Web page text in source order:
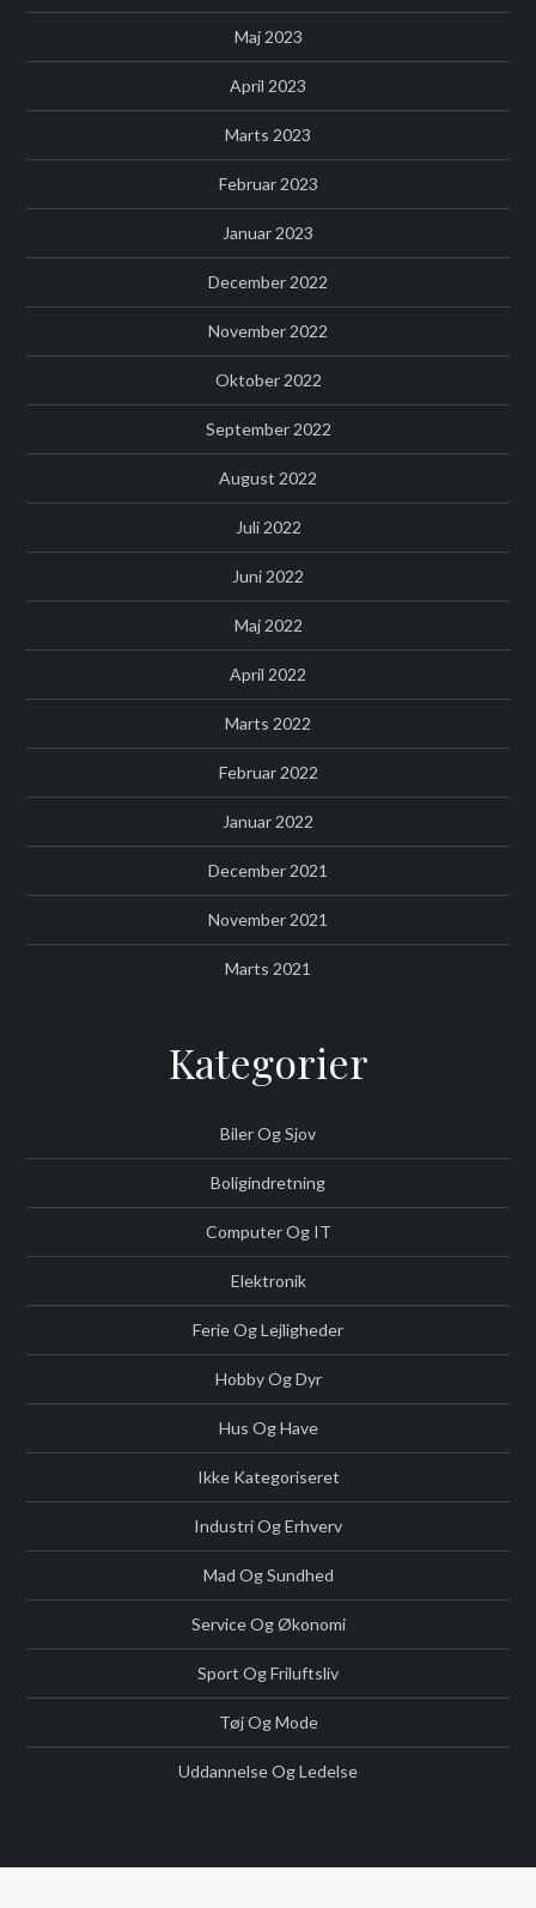
Maj 2023
April 2023
Marts 2023
Februar 2023
Januar 2023
December 2022
November 2022
Oktober 2022
September 2022
August 2022
Juli 2022
Juni 2022
Maj 2022
April 2022
Marts 2022
Februar 2022
Januar 2022
December 2021
November 2021
Marts 2021
Kategorier
Biler Og Sjov
Boligindretning
Computer Og IT
Elektronik
Ferie Og Lejligheder
Hobby Og Dyr
Hus Og Have
Ikke Kategoriseret
Industri Og Erhverv
Mad Og Sundhed
Service Og Økonomi
Sport Og Friluftsliv
Tøj Og Mode
Uddannelse Og Ledelse